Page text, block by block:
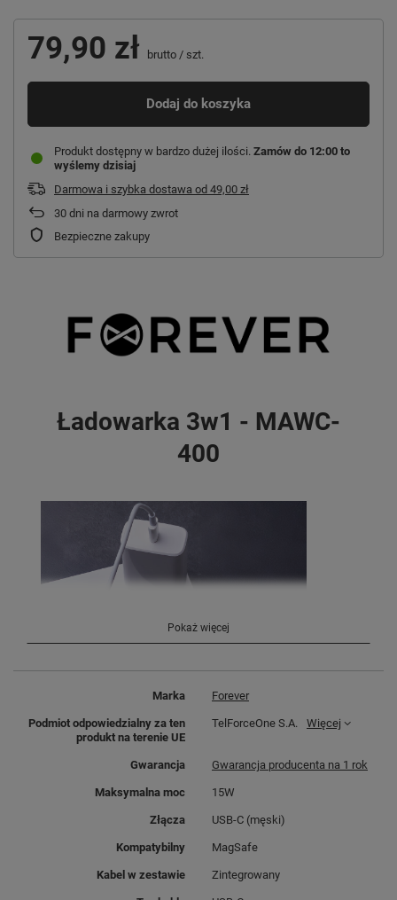
79,90 zł brutto / szt.
Dodaj do koszyka
Produkt dostępny w bardzo dużej ilości Zamów do 12:00 to
wyślemy dzisiaj
Darmowa i szybka dostawa od 49,00 zł
30 dni na darmowy zwrot
Bezpieczne zakupy
Ładowarka 3w1 - MAWC-
400
Magnetyczna ładowarka
bezprzewodowa Forever 3w1
MAWC-400 to urządzenie, które
umożliwia
ładowanie trzech
, takich jak
Pokaż więcej
Marka Forever
Podmiot odpowiedzialny za ten
produkt na terenie UE
TelForceOne S.A. Więcej
Gwarancja Gwarancja producenta na 1 rok
Maksymalna moc 15W
Złącza USB-C (męski)
Kompatybilny MagSafe
Kabel w zestawie Zintegrowany